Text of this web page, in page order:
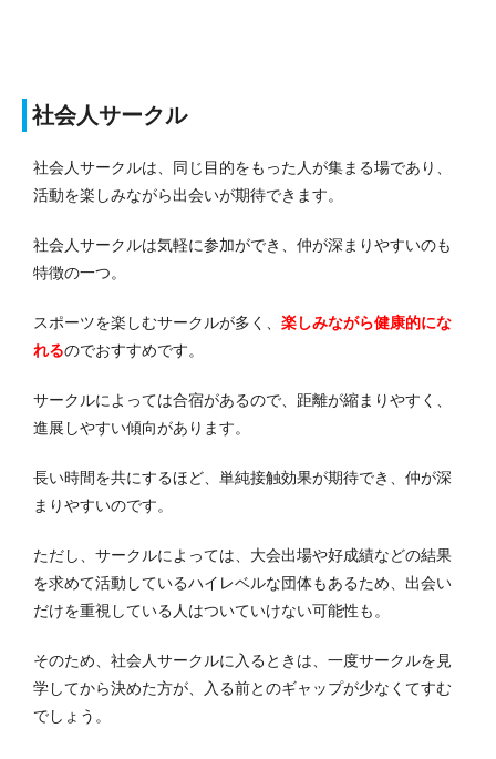
社会人サークル
社会人サークルは、同じ目的をもった人が集まる場であり、
活動を楽しみながら出会いが期待できます。
社会人サークルは気軽に参加ができ、仲が深まりやすいのも
特徴の一つ。
スポーツを楽しむサークルが多く、 楽しみながら健康的にな
れるのでおすすめです。
サークルによっては合宿があるので、距離が縮まりやすく、
進展しやすい傾向があります。
長い時間を共にするほど、単純接触効果が期待でき、仲が深
まりやすいのです。
ただし、サークルによっては、大会出場や好成績などの結果
を求めて活動しているハイレベルな団体もあるため、出会い
だけを重視している人はついていけない可能性も。
そのため、社会人サークルに入るときは、一度サークルを見
学してから決めた方が、入る前とのギャップが少なくてすむ
でしょう。